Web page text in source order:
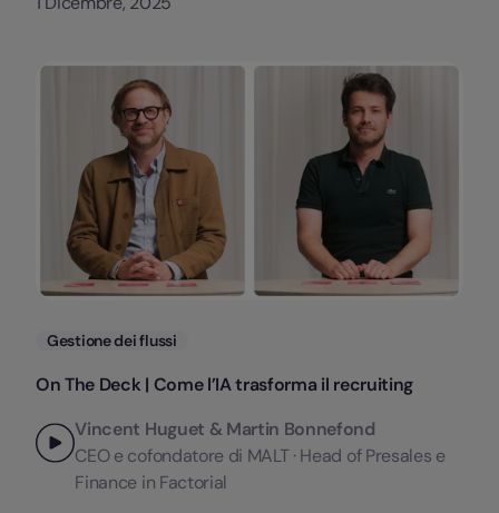
Categorie
Gestione dei flussi
On The Deck | Come l’IA trasforma il recruiting
Vincent Huguet & Martin Bonnefond
CEO e cofondatore di MALT · Head of Presales e
Finance in Factorial